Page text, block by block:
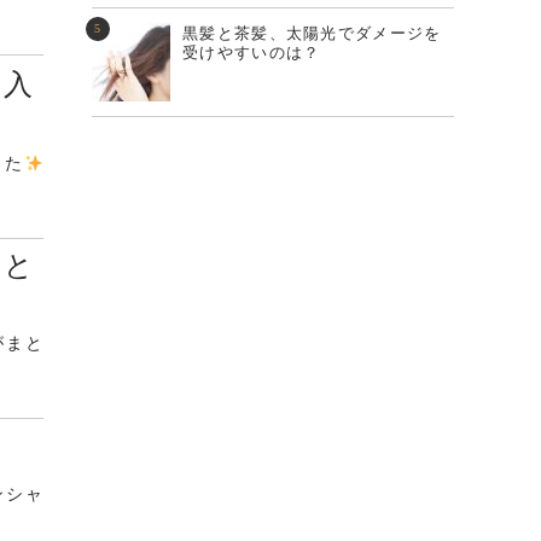
と
ャ
黒髪と茶髪、太陽光でダメージを
受けやすいのは？